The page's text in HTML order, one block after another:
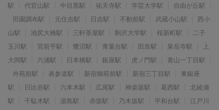
駅
代官山駅 中目黒駅 祐天寺駅 学芸大学駅
自由が丘駅
田園調布駅
元住吉駅 日吉駅 不動前駅 武蔵小山駅
西小
山駅
池尻大橋駅 三軒茶屋駅 駒沢大学駅 桜新町駅
二子
玉川駅
宮前平駅 鷺沼駅 青葉台駅 田奈駅 泉岳寺駅
上
大岡駅
六浦駅 日本橋駅 銀座駅 虎ノ門駅
青山一丁目駅
外苑前駅
表参道駅 新宿御苑前駅 新宿三丁目駅
東銀座
駅
日比谷駅 六本木駅 広尾駅 神楽坂駅 葛西駅
北綾瀬
駅
千駄木駅 湯島駅 赤坂駅 乃木坂駅 平和台駅
江戸川